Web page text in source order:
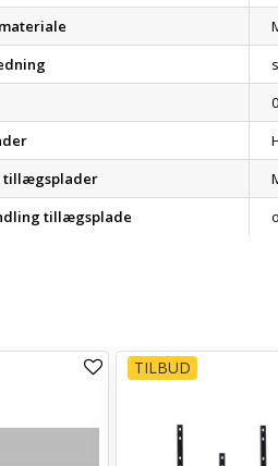
tillægsplader
tillægsplade
TILBUD